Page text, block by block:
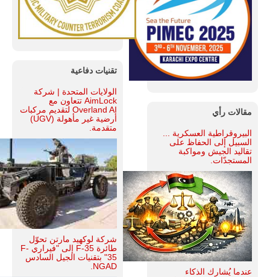
مقالات رأي
البيروقراطية العسكرية ...
السبيل إلى الحفاظ على
تقاليد الجيش ومواكبة
المستجدّات.
عندما يُشارك الذكاء
تقنيات دفاعية
الولايات المتحدة | شركة
AimLock تتعاون مع
Overland AI لتقديم مركبات
أرضية غير مأهولة (UGV)
متقدمة.
شركة لوكهيد مارتن تحوّل
طائرة F-35 إلى "فيراري F-
35" بتقنيات الجيل السادس
NGAD.